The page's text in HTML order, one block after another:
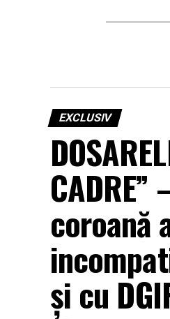
EXCLUSIV
CADRE”
coroană
și cu